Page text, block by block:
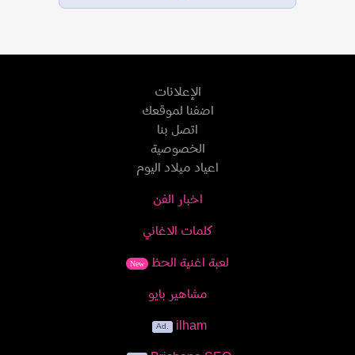
الإعلانات
اضفنا لموقعك
اتصل بنا
الخصوصية
اعياد ميلاد اليوم
اخبار الفن
كلمات الاغاني
لعبة اغنية الحظ New
مشاهير بايو
ilham